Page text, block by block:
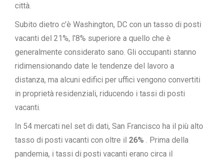
città.
Subito dietro c’è Washington, DC con un tasso di posti
vacanti del 21%, l’8% superiore a quello che è
generalmente considerato sano. Gli occupanti stanno
ridimensionando date le tendenze del lavoro a
distanza, ma alcuni edifici per uffici vengono convertiti
in proprietà residenziali, riducendo i tassi di posti
vacanti.
In 54 mercati nel set di dati, San Francisco ha il più alto
tasso di posti vacanti con oltre il 26% . Prima della
pandemia, i tassi di posti vacanti erano circa il